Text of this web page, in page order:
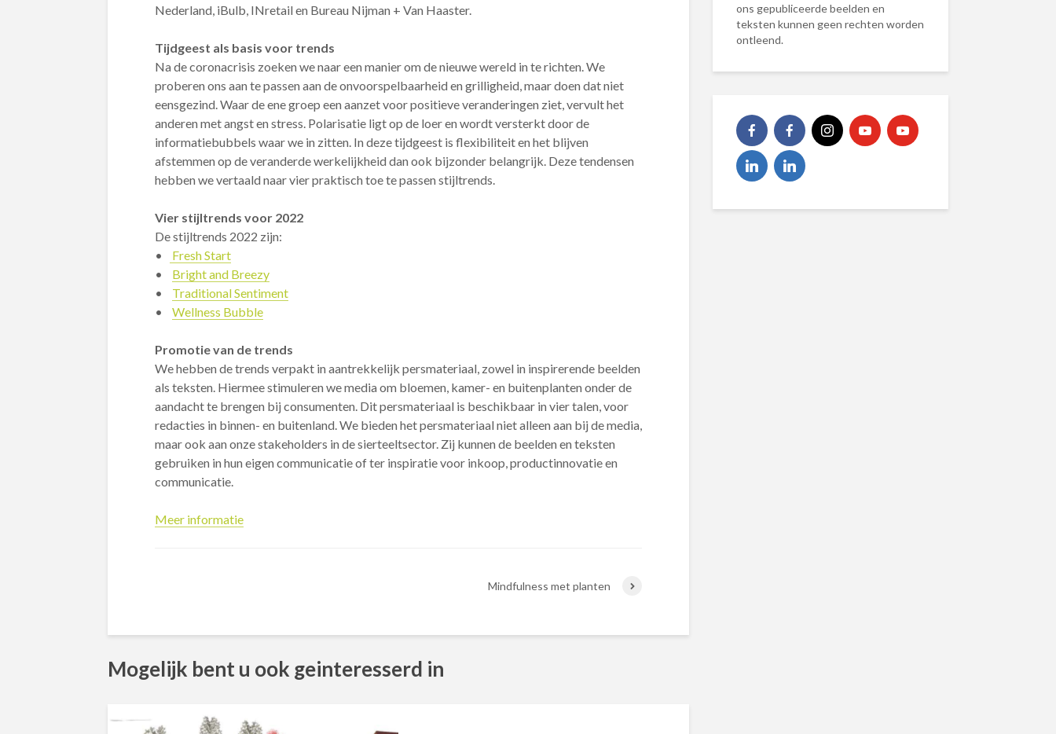
Nederland, iBulb, INretail en Bureau Nijman + Van Haaster.
Tijdgeest als basis voor trends
Na de coronacrisis zoeken we naar een manier om de nieuwe wereld in te richten. We
proberen ons aan te passen aan de onvoorspelbaarheid en grilligheid, maar doen dat niet
eensgezind. Waar de ene groep een aanzet voor positieve veranderingen ziet, vervult het
anderen met angst en stress. Polarisatie ligt op de loer en wordt versterkt door de
informatiebubbels waar we in zitten. In deze tijdgeest is flexibiliteit en het blijven
afstemmen op de veranderde werkelijkheid dan ook bijzonder belangrijk. Deze tendensen
hebben we vertaald naar vier praktisch toe te passen stijltrends.
Vier stijltrends voor 2022
De stijltrends 2022 zijn:
•
Fresh Start
• Bright and Breezy
• Traditional Sentiment
• Wellness Bubble
Promotie van de trends
We hebben de trends verpakt in aantrekkelijk persmateriaal, zowel in inspirerende beelden
als teksten. Hiermee stimuleren we media om bloemen, kamer- en buitenplanten onder de
aandacht te brengen bij consumenten. Dit persmateriaal is beschikbaar in vier talen, voor
redacties in binnen- en buitenland. We bieden het persmateriaal niet alleen aan bij de media,
maar ook aan onze stakeholders in de sierteeltsector. Zij kunnen de beelden en teksten
gebruiken in hun eigen communicatie of ter inspiratie voor inkoop, productinnovatie en
communicatie.
Meer informatie
Mindfulness met planten
Mogelijk bent u ook geinteresserd in
ons gepubliceerde beelden en
teksten kunnen geen rechten worden
ontleend.